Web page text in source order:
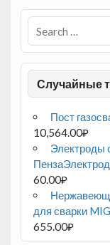
Случайные
Пост
10,564.00₽
Электроды
60.00₽
для сварки
655.00₽